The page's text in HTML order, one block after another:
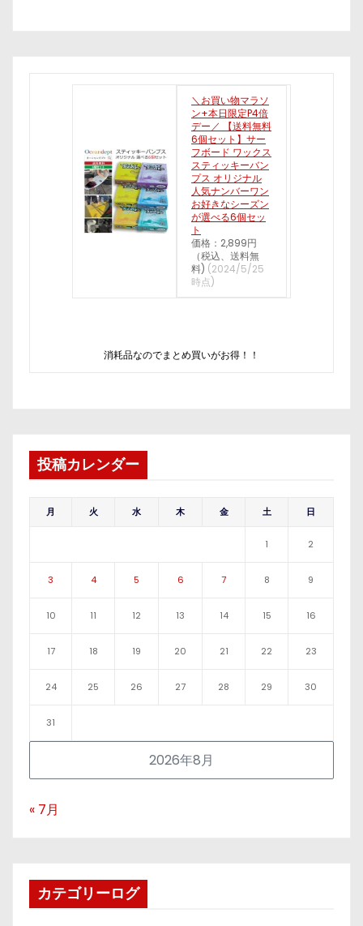
＼お買い物マラソ
ン+本日限定P4倍
デー／ 【送料無料
6個セット】サー
フボード ワックス
スティッキーバン
プス オリジナル
人気ナンバーワン
お好きなシーズン
が選べる6個セッ
ト
価格：2,899円
（税込、送料無
料) (2024/5/25
時点)
消耗品なのでまとめ買いがお得！！
投稿カレンダー
2026年8月
月 火 水 木 金 土 日
1 2
3 4 5 6 7 8 9
10 11 12 13 14 15 16
17 18 19 20 21 22 23
24 25 26 27 28 29 30
31
« 7月
カテゴリーログ